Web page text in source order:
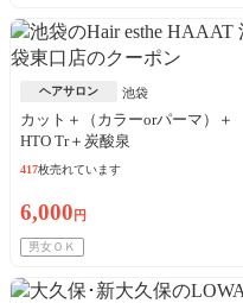
ヘアサロン 池袋
カット＋（カラーorパーマ）＋
HTO Tr＋炭酸泉
417枚売れています
6,000 円
男女ＯＫ